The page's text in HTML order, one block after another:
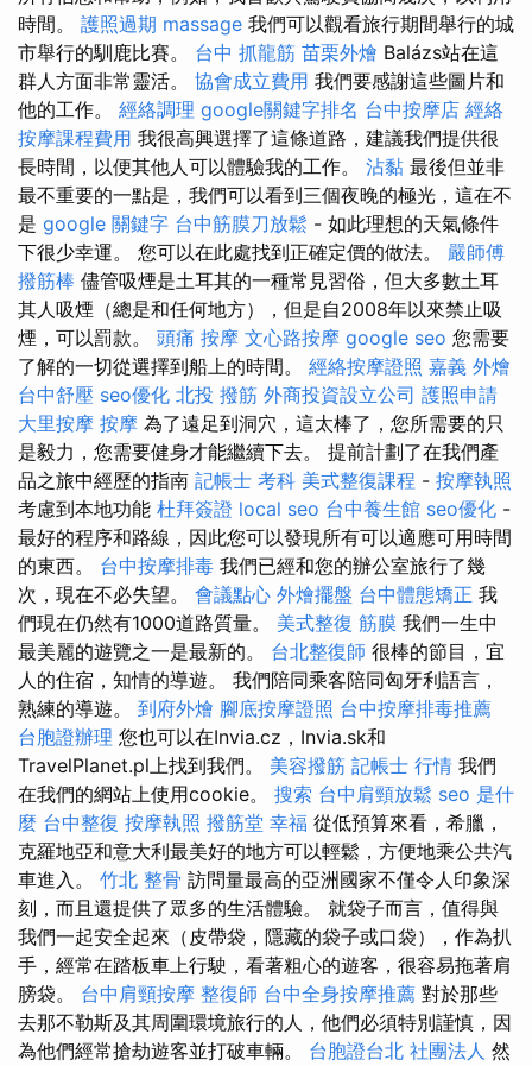
時間。 護照過期 massage 我們可以觀看旅行期間舉行的城
市舉行的馴鹿比賽。 台中 抓龍筋 苗栗外燴 Balázs站在這
群人方面非常靈活。 協會成立費用 我們要感謝這些圖片和
他的工作。 經絡調理 google關鍵字排名 台中按摩店 經絡
按摩課程費用 我很高興選擇了這條道路，建議我們提供很
長時間，以便其他人可以體驗我的工作。 沾黏 最後但並非
最不重要的一點是，我們可以看到三個夜晚的極光，這在不
是 google 關鍵字 台中筋膜刀放鬆 - 如此理想的天氣條件
下很少幸運。 您可以在此處找到正確定價的做法。 嚴師傅
撥筋棒 儘管吸煙是土耳其的一種常見習俗，但大多數土耳
其人吸煙（總是和任何地方），但是自2008年以來禁止吸
煙，可以罰款。 頭痛 按摩 文心路按摩 google seo 您需要
了解的一切從選擇到船上的時間。 經絡按摩證照 嘉義 外燴
台中舒壓 seo優化 北投 撥筋 外商投資設立公司 護照申請
大里按摩 按摩 為了遠足到洞穴，這太棒了，您所需要的只
是毅力，您需要健身才能繼續下去。 提前計劃了在我們產
品之旅中經歷的指南 記帳士 考科 美式整復課程 - 按摩執照
考慮到本地功能 杜拜簽證 local seo 台中養生館 seo優化 -
最好的程序和路線，因此您可以發現所有可以適應可用時間
的東西。 台中按摩排毒 我們已經和您的辦公室旅行了幾
次，現在不必失望。 會議點心 外燴擺盤 台中體態矯正 我
們現在仍然有1000道路質量。 美式整復 筋膜 我們一生中
最美麗的遊覽之一是最新的。 台北整復師 很棒的節目，宜
人的住宿，知情的導遊。 我們陪同乘客陪同匈牙利語言，
熟練的導遊。 到府外燴 腳底按摩證照 台中按摩排毒推薦
台胞證辦理 您也可以在Invia.cz，Invia.sk和
TravelPlanet.pl上找到我們。 美容撥筋 記帳士 行情 我們
在我們的網站上使用cookie。 搜索 台中肩頸放鬆 seo 是什
麼 台中整復 按摩執照 撥筋堂 幸福 從低預算來看，希臘，
克羅地亞和意大利最美好的地方可以輕鬆，方便地乘公共汽
車進入。 竹北 整骨 訪問量最高的亞洲國家不僅令人印象深
刻，而且還提供了眾多的生活體驗。 就袋子而言，值得與
我們一起安全起來（皮帶袋，隱藏的袋子或口袋），作為扒
手，經常在踏板車上行駛，看著粗心的遊客，很容易拖著肩
膀袋。 台中肩頸按摩 整復師 台中全身按摩推薦 對於那些
去那不勒斯及其周圍環境旅行的人，他們必須特別謹慎，因
為他們經常搶劫遊客並打破車輛。 台胞證台北 社團法人 然